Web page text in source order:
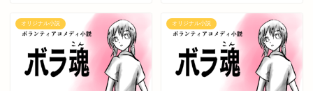
オリジナル小説 オリジナル小説